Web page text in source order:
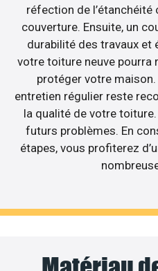
réfection de l’étanchéité
couverture. Ensuite, un
durabilité des travaux et
votre toiture neuve pourra
protéger votre maison.
entretien régulier reste
la qualité de votre toiture.
futurs problèmes. En
étapes, vous profiterez